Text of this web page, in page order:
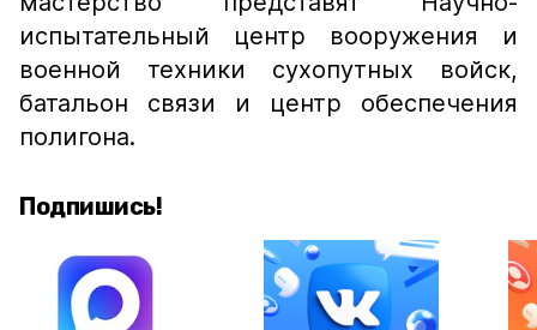
испытательный центр вооружения и
военной техники сухопутных войск,
батальон связи и центр обеспечения
полигона.
Подпишись!